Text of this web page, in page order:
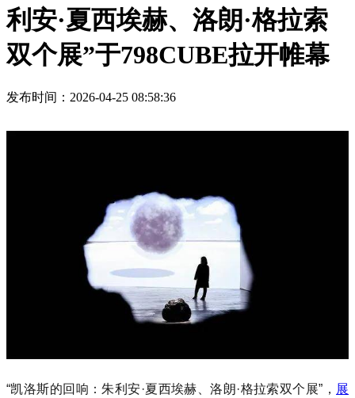
利安·夏西埃赫、洛朗·格拉索
双个展”于798CUBE拉开帷幕
发布时间：2026-04-25 08:58:36
“凯洛斯的回响：朱利安·夏西埃赫、洛朗·格拉索双个展”， 展